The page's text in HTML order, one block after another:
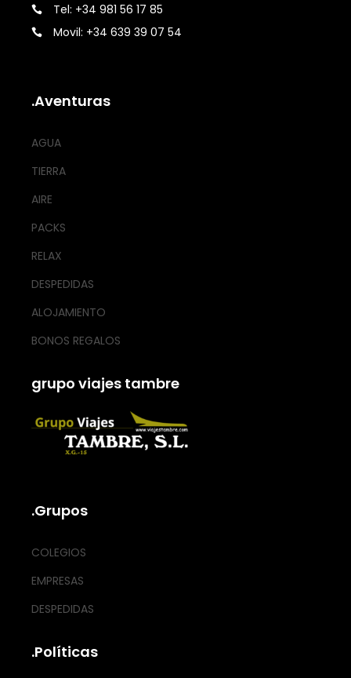
Tel: +34 981 56 17 85
Movil: +34 639 39 07 54
.Aventuras
AGUA
TIERRA
AIRE
PACKS
RELAX
DESPEDIDAS
ALOJAMIENTO
BONOS REGALOS
grupo viajes tambre
.Grupos
COLEGIOS
EMPRESAS
DESPEDIDAS
.Políticas